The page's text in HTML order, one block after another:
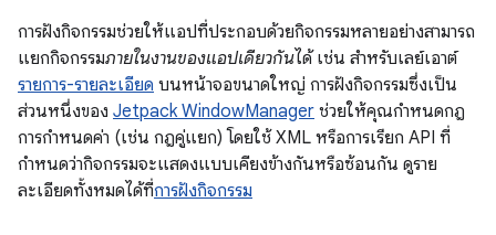
การฝังกิจกรรมช่วยให้แอปที่ประกอบด้วยกิจกรรมหลายอย่างสามารถ
แยกกิจกรรมภายในงานของแอปเดียวกันได้ เช่น สำหรับเลย์เอาต์
รายการ-รายละเอียด บนหน้าจอขนาดใหญ่ การฝังกิจกรรมซึ่งเป็น
ส่วนหนึ่งของ Jetpack WindowManager ช่วยให้คุณกำหนดกฎ
การกำหนดค่า (เช่น กฎคู่แยก) โดยใช้ XML หรือการเรียก API ที่
กำหนดว่ากิจกรรมจะแสดงแบบเคียงข้างกันหรือซ้อนกัน ดูราย
ละเอียดทั้งหมดได้ที่การฝังกิจกรรม